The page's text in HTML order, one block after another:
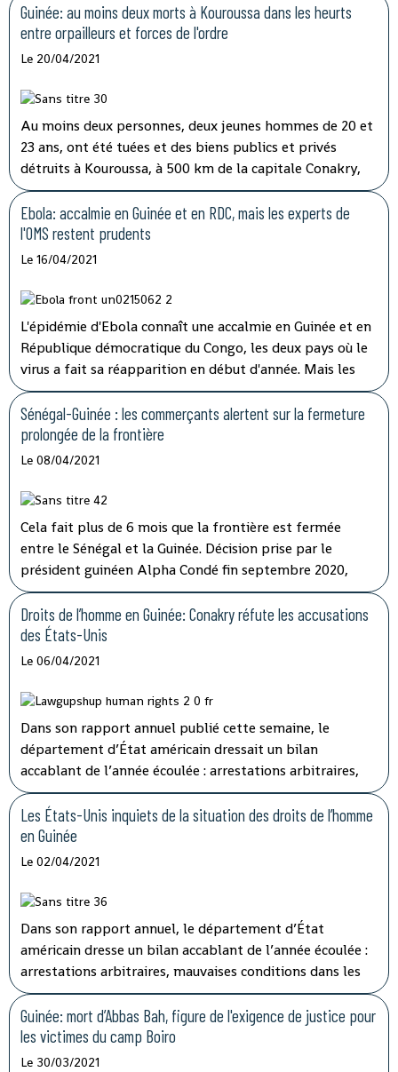
la défense de la Constitution, dénoncé la réforme
constitutionnelle qui a permis à Alpha Condé de
briguer et d'obtenir un troisième mandat présidentiel.
Guinée: au moins deux morts à Kouroussa dans les heurts
entre orpailleurs et forces de l'ordre
Le 20/04/2021
Au moins deux personnes, deux jeunes hommes de 20 et
23 ans, ont été tuées et des biens publics et privés
détruits à Kouroussa, à 500 km de la capitale Conakry,
dans l'est de la Guinée, lors de heurts entre des
orpailleurs et les forces de l'ordre, samedi 17 avril. Ces
heurts ont éclaté lors de protestations d'orpailleurs
guinéens accusant les autorités guinéennes de les avoir
burkinabè.
Ebola: accalmie en Guinée et en RDC, mais les experts de
l'OMS restent prudents
Le 16/04/2021
L'épidémie d'Ebola connaît une accalmie en Guinée et en
République démocratique du Congo, les deux pays où le
virus a fait sa réapparition en début d'année. Mais les
experts de l'OMS Afrique restent très prudents car ils
manquent encore d'indicateurs fiables sur son évolution.
L'épidémie d'Ebola connaît une accalmie en Guinée et en
République démocratique du Congo, les deux pays où le
experts de l'OMS Afrique restent très prudents car ils
manquent encore d'indicateurs fiables sur son évolution.
Sénégal-Guinée : les commerçants alertent sur la fermeture
prolongée de la frontière
Le 08/04/2021
Cela fait plus de 6 mois que la frontière est fermée
entre le Sénégal et la Guinée. Décision prise par le
président guinéen Alpha Condé fin septembre 2020,
avant la présidentielle qui a mené à sa réélection. Motif
avancé : « raisons de sécurité ». La commission de la
Cédéao a appelé la semaine dernière à la poursuite « des
discussions bilatérales en cours » entre Dakar et Conakry
incompréhensible pour les commerçants et
transporteurs de part et d’autre, durement touchés.
Droits de l’homme en Guinée: Conakry réfute les accusations
des États-Unis
Le 06/04/2021
Dans son rapport annuel publié cette semaine, le
département d’État américain dressait un bilan
accablant de l’année écoulée : arrestations arbitraires,
mauvaises conditions dans les prisons… Mais pour le
ministre de l'Information et de la communication de
Conakry, Amara Somparé ce rapport manque de sérieux.
Les États-Unis inquiets de la situation des droits de l’homme
en Guinée
Le 02/04/2021
Dans son rapport annuel, le département d’État
américain dresse un bilan accablant de l’année écoulée :
arrestations arbitraires, mauvaises conditions dans les
prisons… Le département d’État américain confirme
dans ce rapport paru cette semaine les
dysfonctionnements pointés du doigt ces derniers mois
par plusieurs organisations de défense des droits de
Guinée: mort d’Abbas Bah, figure de l'exigence de justice pour
les victimes du camp Boiro
Le 30/03/2021